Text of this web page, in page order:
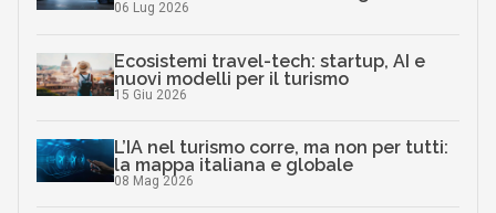
06 Lug 2026
Ecosistemi travel-tech: startup, AI e
nuovi modelli per il turismo
15 Giu 2026
L’IA nel turismo corre, ma non per tutti:
la mappa italiana e globale
08 Mag 2026